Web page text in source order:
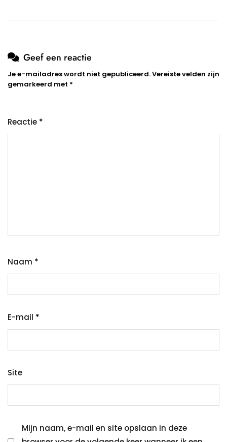
Geef een reactie
Je e-mailadres wordt niet gepubliceerd.Vereiste velden zijn
gemarkeerd met *
Reactie *
Naam *
E-mail *
Site
Mijn naam, e-mail en site opslaan in deze